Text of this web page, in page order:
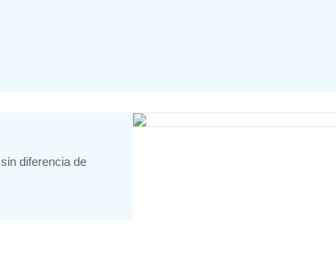
diferencia de